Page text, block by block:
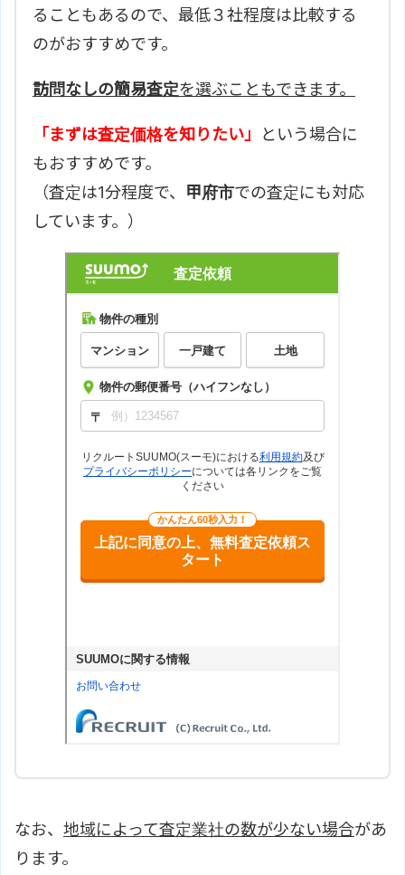
ることもあるので、最低３社程度は比較する
のがおすすめです。
訪問なしの簡易査定を選ぶこともできます。
「まずは査定価格を知りたい」
という場合に
もおすすめです。
（査定は1分程度で、 甲府市での査定にも対応
しています。）
なお、 地域によって査定業社の数が少ない場合があ
ります。